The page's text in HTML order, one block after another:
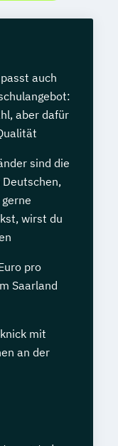
auch
aber dafür
sind die
wirst du
pro
Saarland
mit
an der